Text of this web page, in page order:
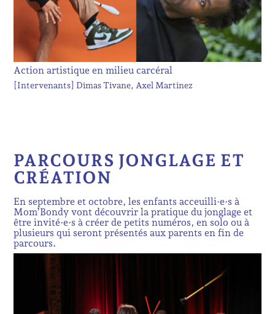
Action artistique en milieu carcéral
[Intervenants] Dimas Tivane Axel Martinez
PARCOURS JONGLAGE ET
CRÉATION
En septembre et octobre, les enfants acceuilli·e·s à
Mom’Bondy vont découvrir la pratique du jonglage et
être invité·e·s à créer de petits numéros, en solo ou à
plusieurs qui seront présentés aux parents en fin de
parcours.